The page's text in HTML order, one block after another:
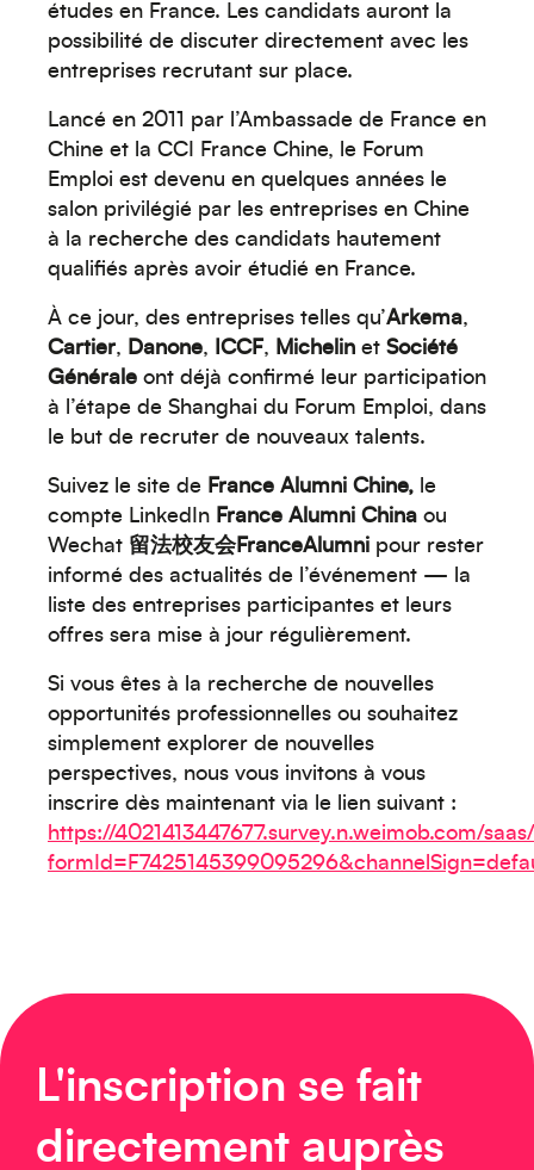
études en France. Les candidats auront la
possibilité de discuter directement avec les
entreprises recrutant sur place.
Lancé en 2011 par l’Ambassade de France en
Chine et la CCI France Chine, le Forum
Emploi est devenu en quelques années le
salon privilégié par les entreprises en Chine
à la recherche des candidats hautement
qualifiés après avoir étudié en France.
À ce jour, des entreprises telles qu’Arkema,
Cartier, Danone, ICCF, Michelin et Société
Générale ont déjà confirmé leur participation
à l’étape de Shanghai du Forum Emploi, dans
le but de recruter de nouveaux talents.
Suivez le site de France Alumni Chine, le
compte LinkedIn France Alumni China ou
Wechat 留法校友会FranceAlumni pour rester
informé des actualités de l’événement — la
liste des entreprises participantes et leurs
offres sera mise à jour régulièrement.
Si vous êtes à la recherche de nouvelles
opportunités professionnelles ou souhaitez
simplement explorer de nouvelles
perspectives, nous vous invitons à vous
inscrire dès maintenant via le lien suivant :
https://4021413447677.survey.n.weimob.com/
L'inscription se fait
directement auprès
Moyen-Orient
Océanie
Créez votre événement